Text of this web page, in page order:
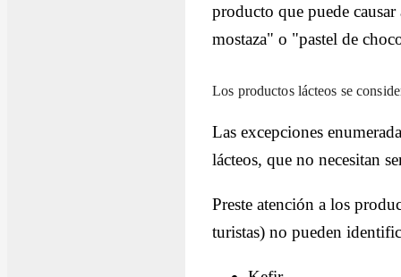
producto que puede
mostaza" o "pastel de
Los productos lácteos se
Las excepciones
lácteos, que no necesitan
Preste atención a los
turistas) no pueden